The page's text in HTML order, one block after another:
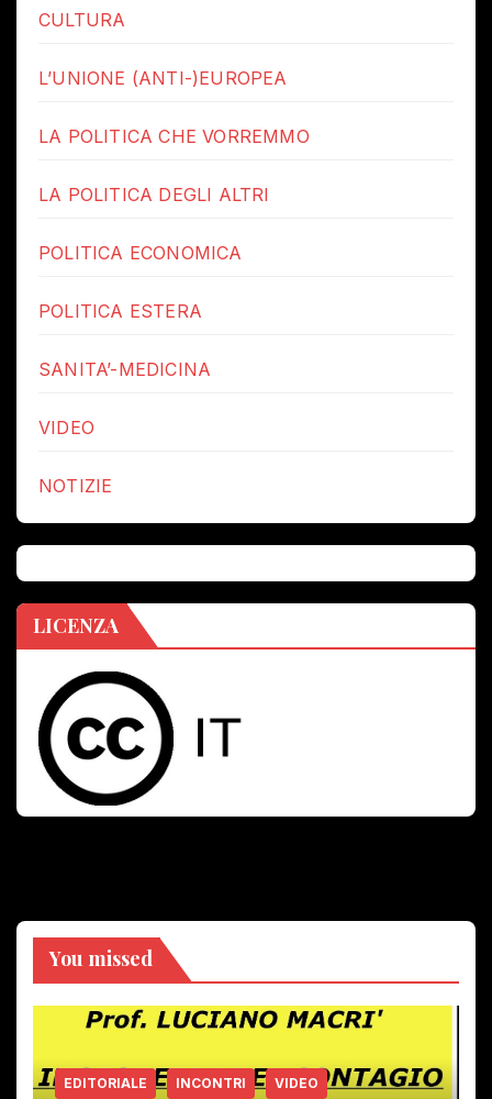
CULTURA
L’UNIONE (ANTI-)EUROPEA
LA POLITICA CHE VORREMMO
LA POLITICA DEGLI ALTRI
POLITICA ECONOMICA
POLITICA ESTERA
SANITA’-MEDICINA
VIDEO
NOTIZIE
LICENZA
You missed
EDITORIALE INCONTRI VIDEO